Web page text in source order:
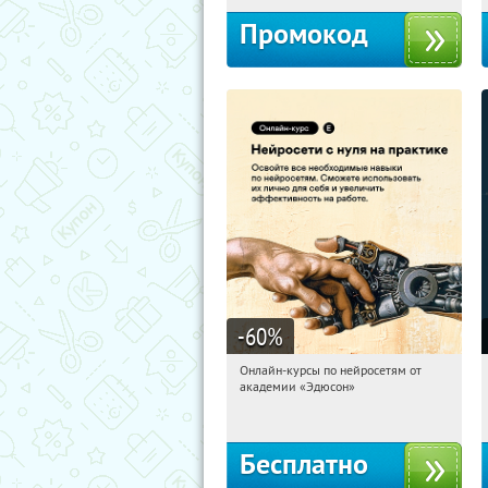
Промокод
-60%
18:46:13 Получили:
Онлайн-курсы по нейросетям от
академии «Эдюсон»
Бесплатно